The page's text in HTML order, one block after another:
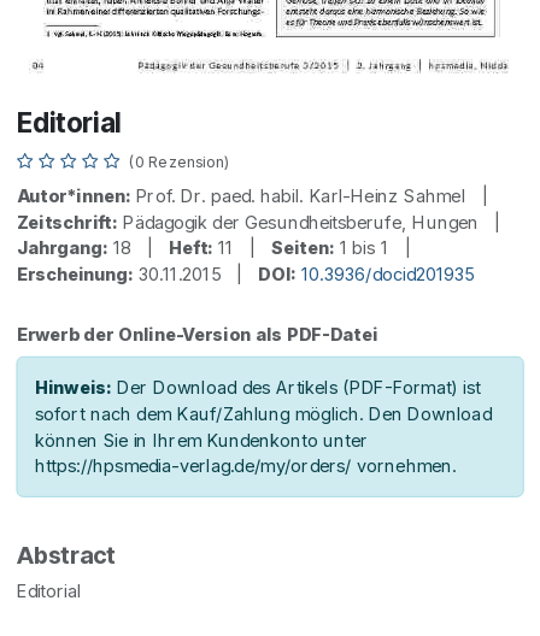
Editorial
(0 Rezension)
Autor*innen: Prof. Dr. paed. habil. Karl-Heinz Sahmel |
Zeitschrift: Pädagogik der Gesundheitsberufe, Hungen |
Jahrgang: 18 | Heft: 11 | Seiten: 1 bis 1 |
Erscheinung: 30.11.2015 | DOI: 10.3936/docid201935
Erwerb der Online-Version als PDF-Datei
Hinweis: Der Download des Artikels (PDF-Format) ist
sofort nach dem Kauf/Zahlung möglich. Den Download
können Sie in Ihrem Kundenkonto unter
https://hpsmedia-verlag.de/my/orders/ vornehmen.
Abstract
Editorial